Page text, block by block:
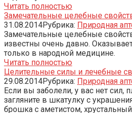
Читать полностью
Замечательные целебные
31.08.2014Рубрика: Природная
Замечательные целебные
известны очень давно.
только в народной медицине.
Читать полностью
Целительные силы и лечебные
29.08.2014Рубрика: Природная
Если вы заболели, у вас нет сил,
загляните в шкатулку с
брошка с аметистом,